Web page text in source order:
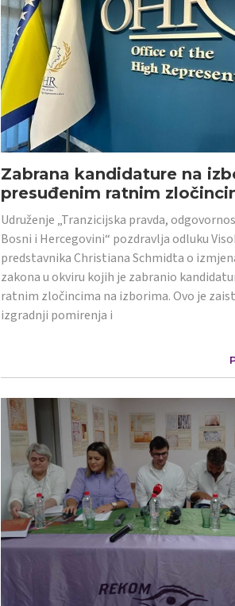
Zabrana kandidature na
presuđenim ratnim
Udruženje „Tranzicijska pravda,
Bosni i Hercegovini“ pozdravlja odluku
predstavnika Christiana Schmidta o
zakona u okviru kojih je zabranio
ratnim zločincima na izborima. Ovo je
izgradnji pomirenja i